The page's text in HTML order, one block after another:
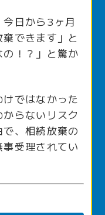
今日から3ヶ月
できます」と
！？」と驚か
ではなかった
らないリスク
、相続放棄の
受理されてい